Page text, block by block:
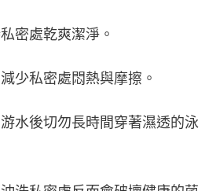
密處乾爽潔淨。
減少私密處悶熱與摩擦。
游水後切勿長時間穿著濕透的泳